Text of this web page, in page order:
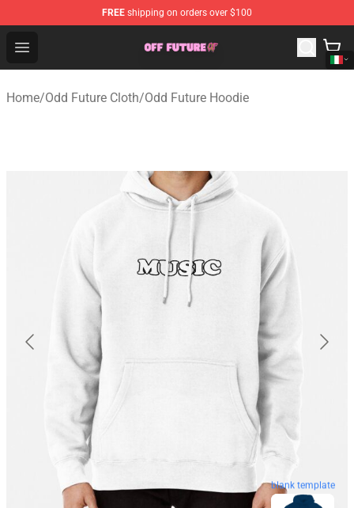
FREE shipping on orders over $100
Open menu
Odd Future Store - Official Odd Future Merchandise Shop
Home/Odd Future Cloth/Odd Future Hoodie
blank template